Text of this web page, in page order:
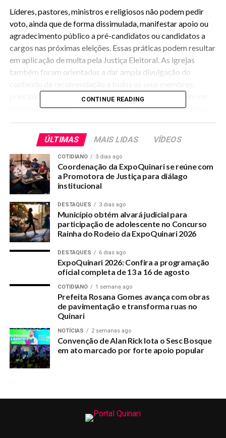
Líderes, pastores, ministros e religiosos não podem pedir
voto, ainda que de forma dissimulada, manifestar apoio ou
agradecimento público a pré-candidatos ou candidatos a
cargos nas próximas eleições. Essas práticas podem resultar
em aplicação de multa pela Justiça Eleitoral. As igrejas
também foram orientadas a dar ampla divulgação do
principalmente os que são pré-candidatos. Eles podem ser
responsabilizados conjuntamente se ocorrerem infrações.
direito absoluto e não pode ser “escudo para a prática de
atos proibidos pela legislação”. A Procuradoria Eleitoral
também alerta que partidos e candidatos são proibidos de
receber doação em dinheiro (ou bem estimável em dinheiro)
de entidades beneficentes ou religiosas.
A propaganda eleitoral nas igrejas é uma propaganda
irregular e pode caracterizar abuso de poder econômico,
cuja punição pode ser a cassação do registro de candidatura
ou do diploma do candidato beneficiado, além da
inelegibilidade de todos os envolvidos na conduta ilícita.
Do Ac24horas
RELATED TOPICS:
PROCURADORIA-ELEITORAL-EMITE-RECOMENDACAO-PARA-
QUE-IGREJAS-NAO-FACAM-PROPAGANDA-ELEITORAL
UP NEXT
Crianças questionam o papel dos vereadores na última
Secretarias debatem em Fórum Comunitário do Selo
Unicef edição 2017/2020
CONTINUE READING
ÚLTIMAS MAIS LIDAS VÍDEOS
COTIDIANO 3 dias ago
Coordenação da ExpoQuinari se reúne com
a Promotora de Justiça para diálago
institucional
DESTAQUES 3 dias ago
Município obtém alvará judicial para
participação de adolescente no Concurso
Rainha do Rodeio da ExpoQuinari 2026
DESTAQUES 6 dias ago
ExpoQuinari 2026: Confira a programação
oficial completa de 13 a 16 de agosto
COTIDIANO 1 semana ago
Prefeita Rosana Gomes avança com obras
de pavimentação e transforma ruas no
Quinari
NOTÍCIAS 2 semanas ago
Convenção de Alan Rick lota o Sesc Bosque
em ato marcado por forte apoio popular